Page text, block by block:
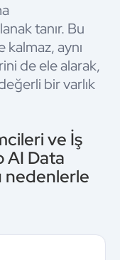
tanır. Bu
aynı
de ele alarak,
bir varlık
ve İş
AI Data
nedenlerle